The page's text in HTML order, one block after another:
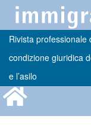
Rivista professionale
condizione giuridica
e l’asilo